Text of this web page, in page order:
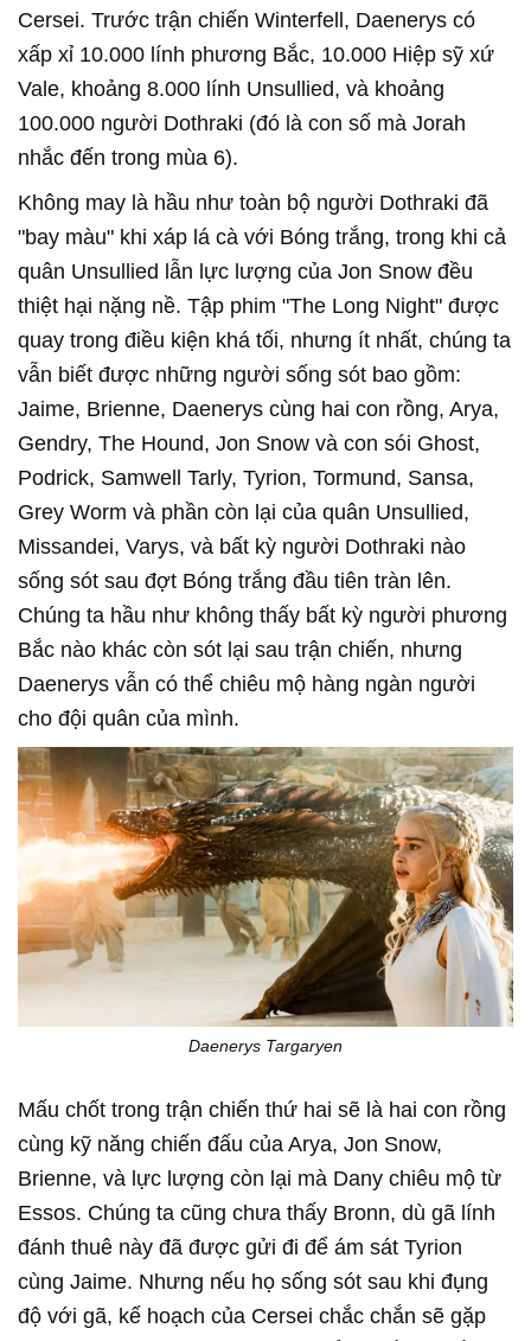
Cersei. Trước trận chiến Winterfell, Daenerys có
xấp xỉ 10.000 lính phương Bắc, 10.000 Hiệp sỹ xứ
Vale, khoảng 8.000 lính Unsullied, và khoảng
100.000 người Dothraki (đó là con số mà Jorah
nhắc đến trong mùa 6).
Không may là hầu như toàn bộ người Dothraki đã
"bay màu" khi xáp lá cà với Bóng trắng, trong khi cả
quân Unsullied lẫn lực lượng của Jon Snow đều
thiệt hại nặng nề. Tập phim "The Long Night" được
quay trong điều kiện khá tối, nhưng ít nhất, chúng ta
vẫn biết được những người sống sót bao gồm:
Jaime, Brienne, Daenerys cùng hai con rồng, Arya,
Gendry, The Hound, Jon Snow và con sói Ghost,
Podrick, Samwell Tarly, Tyrion, Tormund, Sansa,
Grey Worm và phần còn lại của quân Unsullied,
Missandei, Varys, và bất kỳ người Dothraki nào
sống sót sau đợt Bóng trắng đầu tiên tràn lên.
Chúng ta hầu như không thấy bất kỳ người phương
Bắc nào khác còn sót lại sau trận chiến, nhưng
Daenerys vẫn có thể chiêu mộ hàng ngàn người
cho đội quân của mình.
Daenerys Targaryen
Mấu chốt trong trận chiến thứ hai sẽ là hai con rồng
cùng kỹ năng chiến đấu của Arya, Jon Snow,
Brienne, và lực lượng còn lại mà Dany chiêu mộ từ
Essos. Chúng ta cũng chưa thấy Bronn, dù gã lính
đánh thuê này đã được gửi đi để ám sát Tyrion
cùng Jaime. Nhưng nếu họ sống sót sau khi đụng
độ với gã, kế hoạch của Cersei chắc chắn sẽ gặp